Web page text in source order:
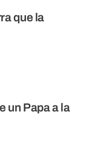
que la
un Papa a la